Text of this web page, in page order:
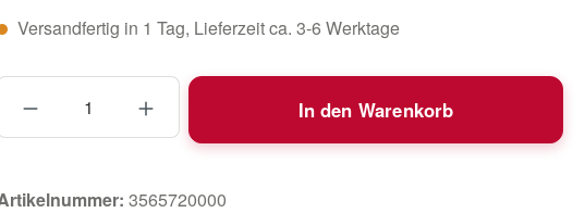
Versandfertig in 1 Tag, Lieferzeit ca. 3-6 Werktage
Produkt Anzahl: Gib den gewünschten Wert
In den Warenkorb
3565720000